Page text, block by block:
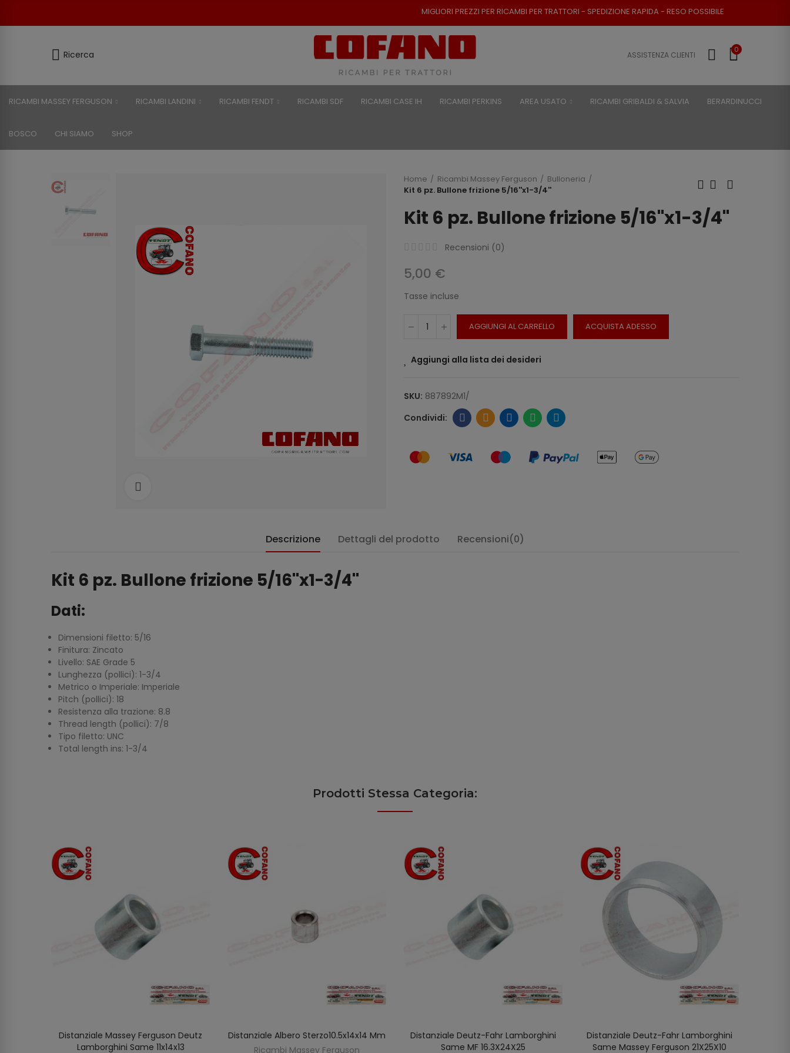
MIGLIORI PREZZI PER RICAMBI PER TRATTORI - SPEDIZIONE RAPIDA - RESO POSSIBILE
Ricerca ASSISTENZA CLIENTI
0
RICAMBI MASSEY FERGUSON RICAMBI LANDINI RICAMBI FENDT RICAMBI SDF RICAMBI CASE IH RICAMBI PERKINS AREA USATO RICAMBI GRIBALDI & SALVIA BERARDINUCCI
BOSCO CHI SIAMO SHOP
Home Ricambi Massey Ferguson
Bulloneria
Kit 6 pz. Bullone frizione 5/16''x1-3/4''
Kit 6 pz. Bullone frizione 5/16''x1-3/4''
Recensioni (0)
5,00 €
Tasse incluse
AGGIUNGI AL CARRELLO ACQUISTA ADESSO
Aggiungi alla lista dei desideri
SKU: 887892M1/
Descrizione Dettagli del prodotto Recensioni(0)
Kit 6 pz. Bullone frizione 5/16''x1-3/4''
Dati:
Dimensioni filetto: 5/16
Finitura: Zincato
Livello: SAE Grade 5
Lunghezza (pollici): 1-3/4
Metrico o Imperiale: Imperiale
Pitch (pollici): 18
Resistenza alla trazione: 8.8
Thread length (pollici): 7/8
Tipo filetto: UNC
Total length ins: 1-3/4
Prodotti Stessa Categoria:
AGGIUNGI AL CARRELLO
Distanziale Massey Ferguson Deutz
Lamborghini Same 11x14x13
AGGIUNGI AL CARRELLO
Distanziale Albero Sterzo10.5x14x14 Mm
Ricambi Massey Ferguson
AGGIUNGI AL CARRELLO
Distanziale Deutz-Fahr Lamborghini
Same MF 16.3X24X25
AGGIUNGI AL CARRELLO
Distanziale Deutz-Fahr Lamborghini
Same Massey Ferguson 21X25X10